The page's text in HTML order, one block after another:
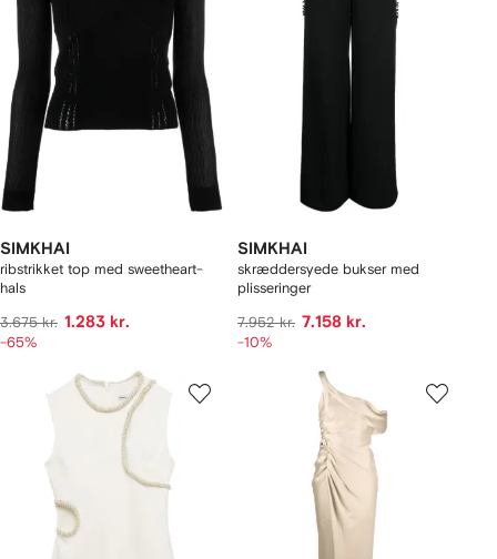
SIMKHAI
ribstrikket top med sweetheart-
hals
3.675 kr. 1.283 kr.
-65%
SIMKHAI
skræddersyede bukser med
plisseringer
7.952 kr. 7.158 kr.
-10%